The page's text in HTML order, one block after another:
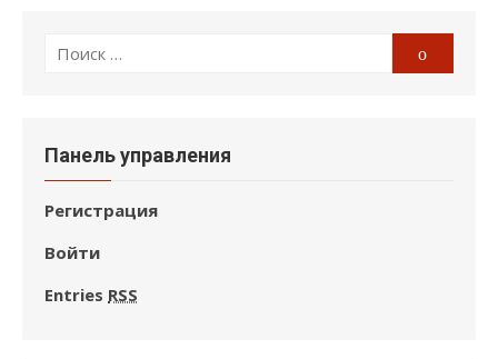
Поиск
Поиск
Панель управления
Регистрация
Войти
Entries RSS